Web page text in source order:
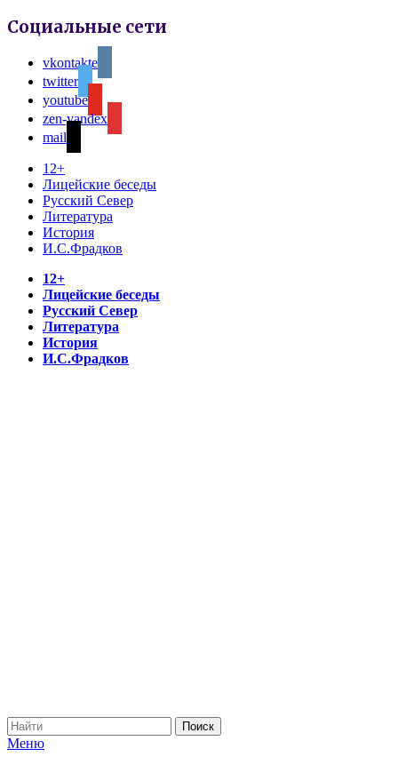
Социальные сети
vkontakte
twitter
youtube
zen-yandex
mail
12+
Лицейские беседы
Русский Север
Литература
История
И.С.Фрадков
12+
Лицейские беседы
Русский Север
Литература
История
И.С.Фрадков
Меню